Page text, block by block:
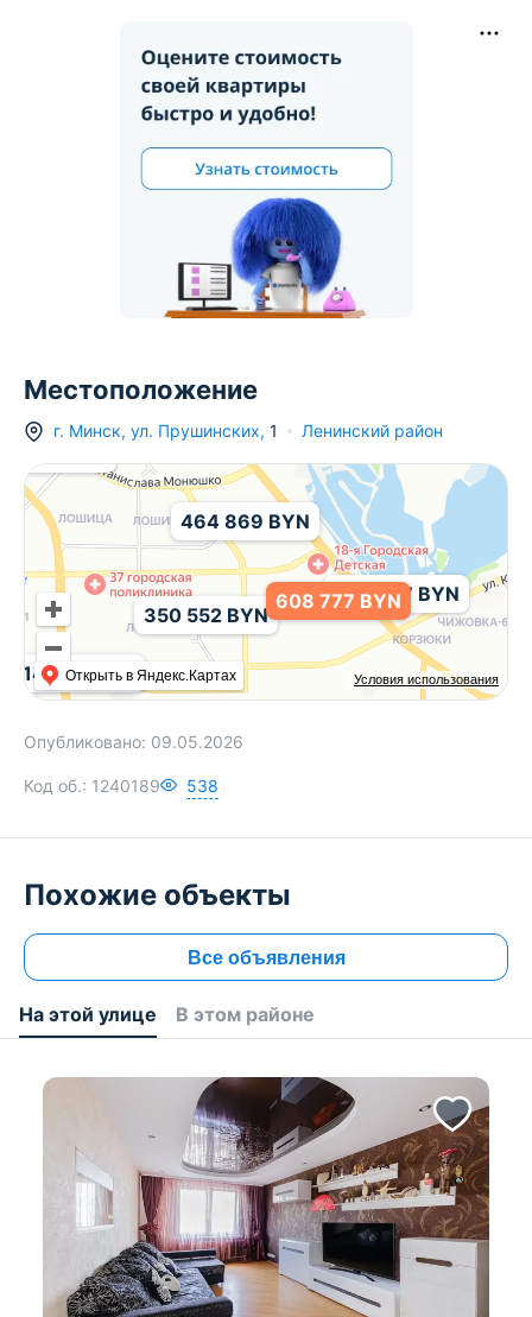
Местоположение
г. Минск, ул. Прушинских, 1 Ленинский район
Условия использования
Открыть в Яндекс.Картах
464 869 BYN
414 000 BYN
350 552 BYN
432 707 BYN
608 777 BYN
Опубликовано: 09.05.2026
Код об.: 1240189 538
Похожие объекты
Все объявления
На этой улице В этом районе